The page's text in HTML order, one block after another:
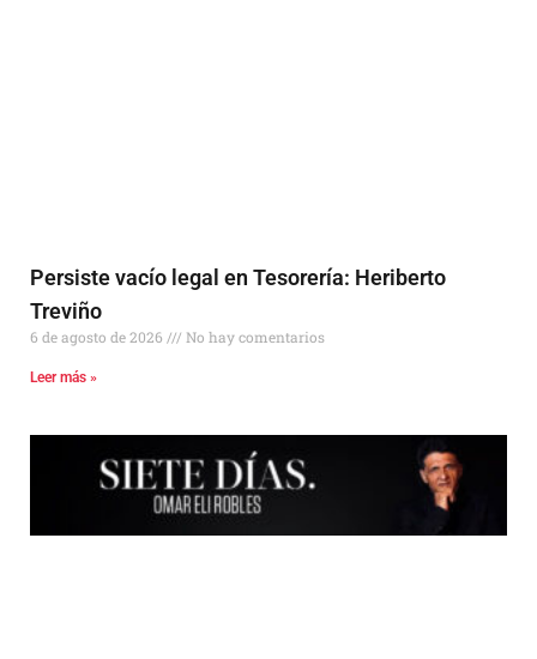
Persiste vacío legal en Tesorería: Heriberto
Treviño
6 de agosto de 2026 No hay comentarios
Leer más »